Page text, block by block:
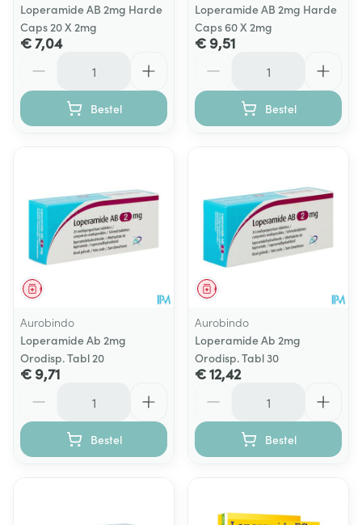
Loperamide AB 2mg Harde
Caps 20 X 2mg
€ 7,04
Bestel
Loperamide AB 2mg Harde
Caps 60 X 2mg
€ 9,51
Bestel
Geneesmiddel
Aurobindo
Loperamide Ab 2mg
Orodisp. Tabl 20
€ 9,71
Bestel
Geneesmiddel
Aurobindo
Loperamide Ab 2mg
Orodisp. Tabl 30
€ 12,42
Bestel